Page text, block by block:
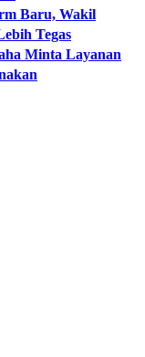
Baru, Wakil
Tegas
Minta Layanan